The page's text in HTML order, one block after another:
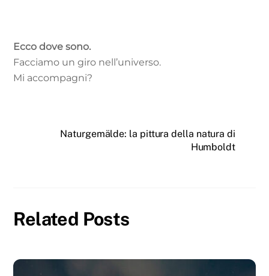
Ecco dove sono.
Facciamo un giro nell’universo.
Mi accompagni?
Naturgemälde: la pittura della natura di
Humboldt
Related Posts